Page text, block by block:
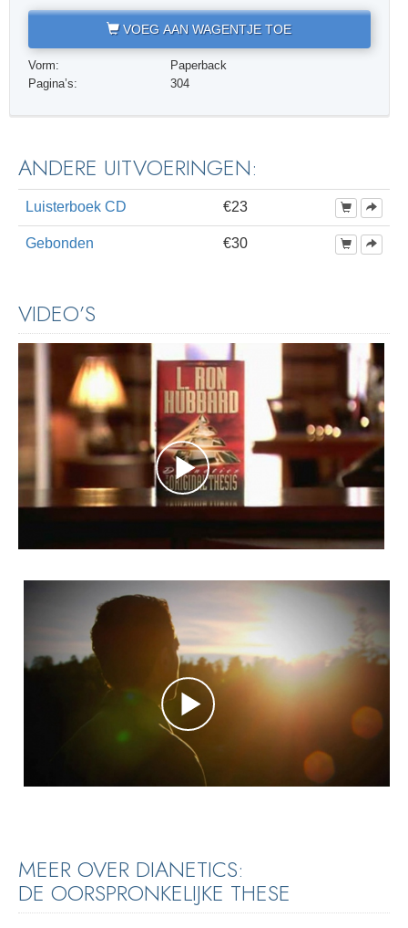
VOEG AAN WAGENTJE TOE
Vorm:
Paperback
Pagina’s:
304
ANDERE UITVOERINGEN:
Luisterboek CD €23
Gebonden €30
VIDEO’S
MEER OVER DIANETICS:
DE OORSPRONKELIJKE THESE